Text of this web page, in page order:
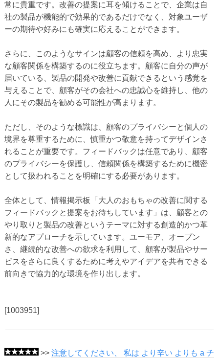
常に貴重です。改善の提案に耳を傾けることで、企業は自
社の製品が機能的で効果的であるだけでなく、対象ユーザ
ーの期待や好みにも確実に応えることができます。
さらに、このようなサインは顧客の信頼を高め、より忠実
な顧客関係を構築するのに役立ちます。顧客に自分の声が
届いている、製品の開発や改善に貢献できるという感覚を
与えることで、顧客がその会社への忠誠心を維持し、他の
人にその製品を勧める可能性が高まります。
ただし、そのような標識は、顧客のプライバシーと個人の
境界を尊重するために、慎重かつ敬意を持ってデザインさ
れることが重要です。フィードバックは任意であり、顧客
のプライバシーを保護し、信頼関係を構築するために機密
として扱われることを明確にする必要があります。
全体として、情報掲示板「大人のおもちゃの改善に関する
フィードバックと提案をお待ちしています」は、顧客との
やり取りと製品の改善というテーマに対する創造的かつ革
新的なアプローチを示しています。ユーモア、オープン
さ、継続的な改善への欲求を利用して、顧客が製品やサー
ビスをさらに良くするために考えやアイデアを共有できる
前向きで協力的な環境を作り出します。
[1003951]
>> 注意してください、 私は より辛い よりも a チ